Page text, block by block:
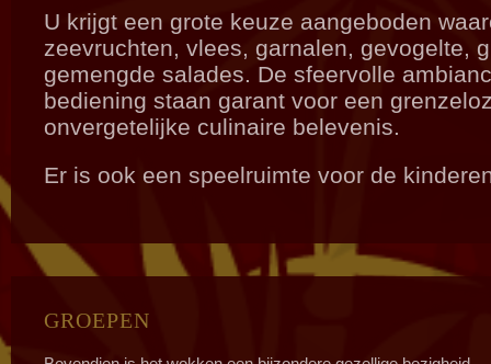
U krijgt een grote keuze aangeboden
zeevruchten, vlees, garnalen, gevogelte,
gemengde salades. De sfeervolle
bediening staan garant voor een
onvergetelijke culinaire belevenis.
Er is ook een speelruimte voor de
GROEPEN